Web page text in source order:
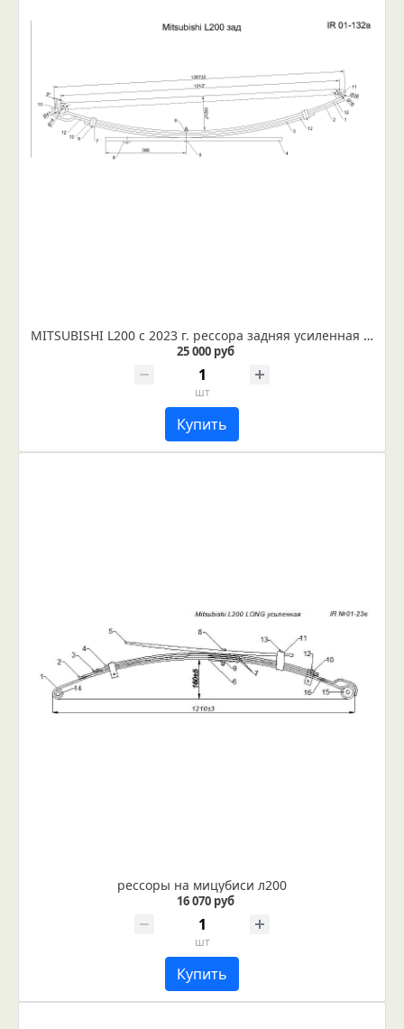
MITSUBISHI L200 с 2023 г. рессора задняя усиленная (Арт. IR 01-132в)
25 000 руб
шт
Купить
рессоры на мицубиси л200
16 070 руб
шт
Купить